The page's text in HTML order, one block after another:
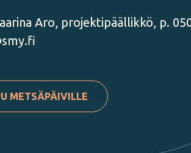
Aro, projektipäällikkö, p.
METSÄPÄIVILLE